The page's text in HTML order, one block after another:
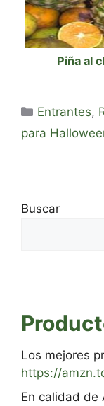
Piña al
Categorías
Entrantes,
para
Buscar
Los mejores
https://
En calidad de